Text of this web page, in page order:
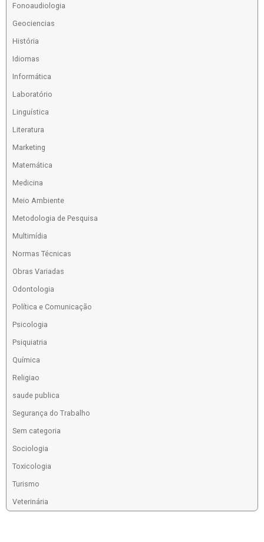
Fonoaudiologia
Geociencias
História
Idiomas
Informática
Laboratório
Linguística
Literatura
Marketing
Matemática
Medicina
Meio Ambiente
Metodologia de Pesquisa
Multimídia
Normas Técnicas
Obras Variadas
Odontologia
Política e Comunicação
Psicologia
Psiquiatria
Química
Religiao
saude publica
Segurança do Trabalho
Sem categoria
Sociologia
Toxicologia
Turismo
Veterinária